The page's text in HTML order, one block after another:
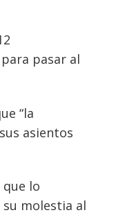
pasar al
“la
asientos
lo
molestia al